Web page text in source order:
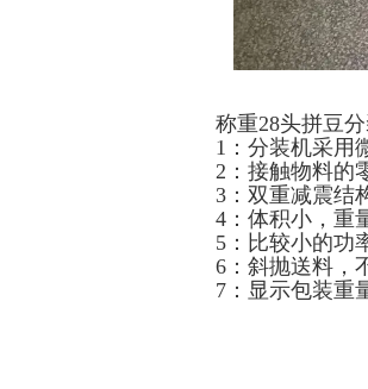
称重28头拼豆
1：分装机采用
2：接触物料的
3：双重减震结
4：体积小，重
5：比较小的功
6：斜抛送料，
7：显示包装重